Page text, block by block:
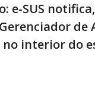
e-SUS
Gerenciador
interior do